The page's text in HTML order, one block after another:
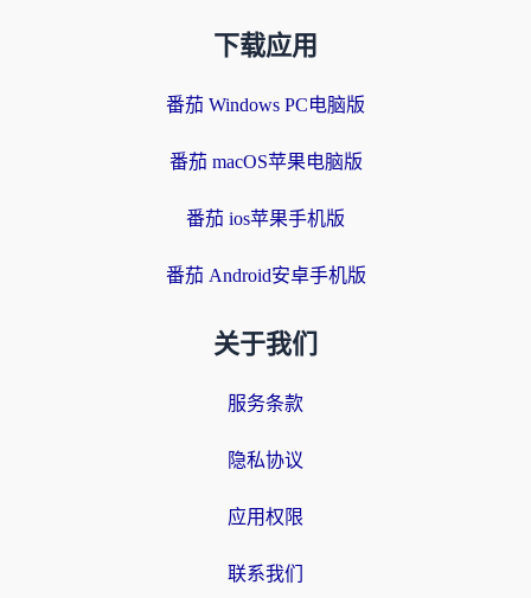
下载应用
番茄 Windows PC电脑版
番茄 macOS苹果电脑版
番茄 ios苹果手机版
番茄 Android安卓手机版
关于我们
服务条款
隐私协议
应用权限
联系我们